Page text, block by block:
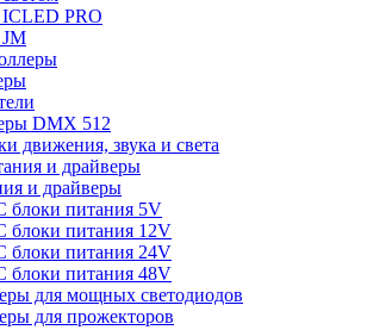
PRO
DMX 512
движения, звука и света
и драйверы
блоки питания 5V
блоки питания 12V
блоки питания 24V
блоки питания 48V
для мощных светодиодов
для прожекторов